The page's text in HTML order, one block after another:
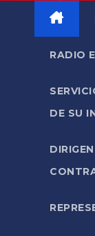
RADIO
DE SU